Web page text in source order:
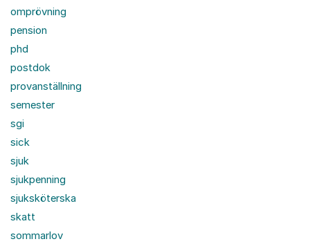
omprövning
pension
phd
postdok
provanställning
semester
sgi
sick
sjuk
sjukpenning
sjuksköterska
skatt
sommarlov